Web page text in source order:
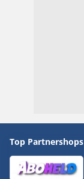
Top Partnershops